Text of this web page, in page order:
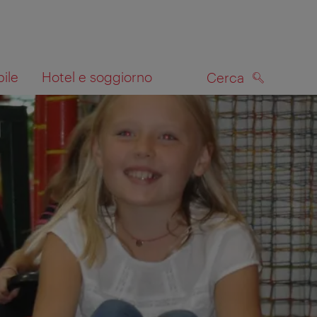
Hotel e soggiorno Cerca
CERCA